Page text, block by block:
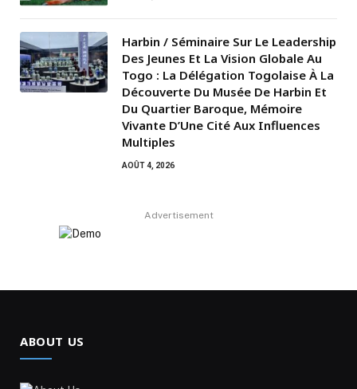
Harbin / Séminaire Sur Le Leadership
Des Jeunes Et La Vision Globale Au
Togo : La Délégation Togolaise À La
Découverte Du Musée De Harbin Et
Du Quartier Baroque, Mémoire
Vivante D’Une Cité Aux Influences
Multiples
AOÛT 4, 2026
Advertisement
ABOUT US